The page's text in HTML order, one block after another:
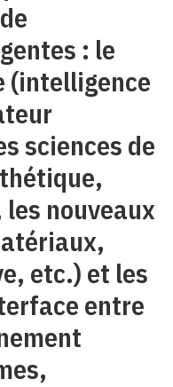
: le
(intelligence
sciences de
nouveaux
etc.) et les
entre